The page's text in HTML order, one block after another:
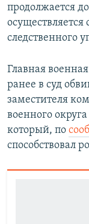
продолжается
осуществляется
следственного
Главная
ранее в суд
заместителя
военного
который, по
способствовал